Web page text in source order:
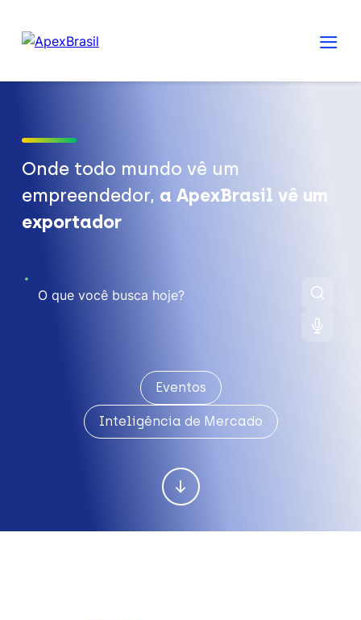
Onde todo mundo vê um
empreendedor, a ApexBrasil vê um
exportador
Eventos
Inteligência de Mercado